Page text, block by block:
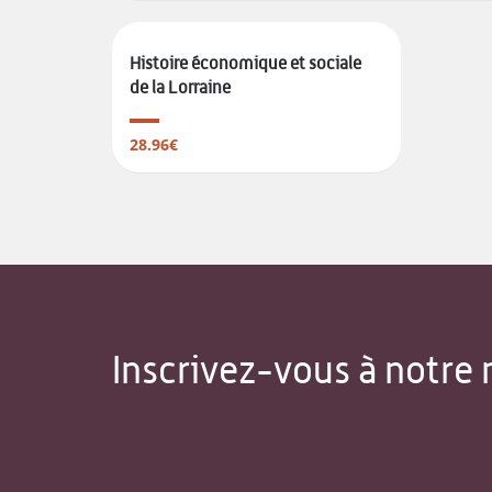
Histoire économique et sociale
de la Lorraine
28.96€
Inscrivez-vous à notre